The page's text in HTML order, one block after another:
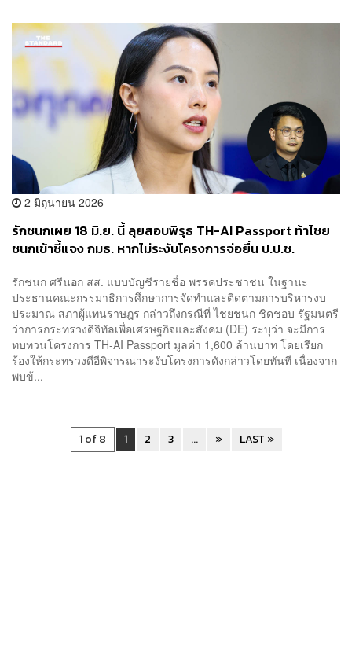
2 มิถุนายน 2026
รักชนกเผย 18 มิ.ย. นี้ ลุยสอบพิรุธ TH-AI Passport ท้าไชย
ชนกเข้าชี้แจง กมธ. หากไม่ระงับโครงการจ่อยื่น ป.ป.ช.
รักชนก ศรีนอก สส. แบบบัญชีรายชื่อ พรรคประชาชน ในฐานะ
ประธานคณะกรรมาธิการศึกษาการจัดทำและติดตามการบริหารงบ
ประมาณ สภาผู้แทนราษฎร กล่าวถึงกรณีที่ ไชยชนก ชิดชอบ รัฐมนตรี
ว่าการกระทรวงดิจิทัลเพื่อเศรษฐกิจและสังคม (DE) ระบุว่า จะมีการ
ทบทวนโครงการ TH-AI Passport มูลค่า 1,600 ล้านบาท โดยเรียก
ร้องให้กระทรวงดีอีพิจารณาระงับโครงการดังกล่าวโดยทันที เนื่องจาก
พบข้...
1 of 8 1 2 3 ... » LAST »